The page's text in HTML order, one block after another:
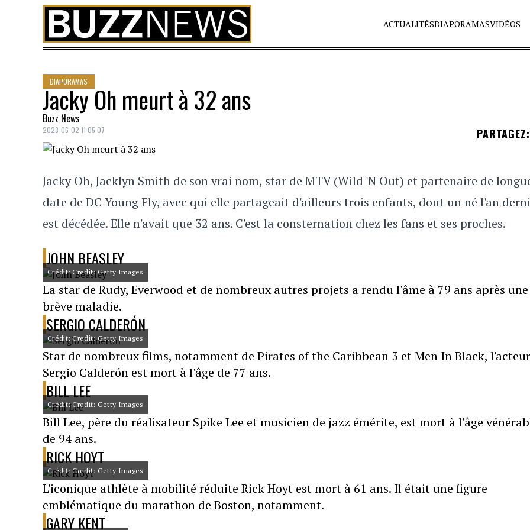
Skip to content
ACTUALITÉSDIAPORAMASVIDÉOS
DIAPORAMAS
Jacky Oh meurt à 32 ans
Buzz News
2023-06-02 11:05:07 PARTAGEZ:
Jacky Oh, Jacklyn Smith de son vrai nom, star de MTV (Wild 'N Out) et partenaire de
date de DC Young Fly, avec qui elle partageait d'ailleurs trois enfants, dont un né l'an
est décédée. Elle n'avait que 32 ans. C'est la consternation chez les fans et ses proches.
JOHN BEASLEY
Crédit: Credit: Getty Images
La star de Rudy, Everwood et de nombreux autres projets a rendu l'âme à 79 ans après une
brève maladie.
SERGIO CALDERÓN
Crédit: Credit: Getty Images
Star de nombreux films, notamment de Pirates of the Caribbean 3 et Men In Black, l'acteur
Sergio Calderón est mort à l'âge de 77 ans.
BILL LEE
Crédit: Credit: Getty Images
Bill Lee, père du réalisateur Spike Lee et musicien de jazz émérite, est mort à l'âge
de 94 ans.
RICK HOYT
Crédit: Credit: Getty Images
L'iconique athlète à mobilité réduite Rick Hoyt est mort à 61 ans. Il était une figure
emblématique du marathon de Boston, notamment.
GARY KENT